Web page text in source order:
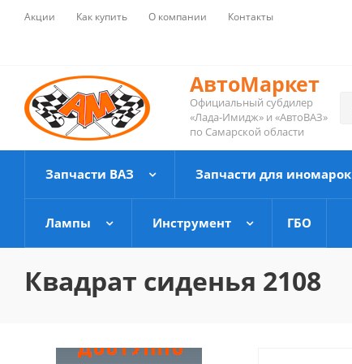
Акции Как купить О компании Контакты
АвтоМаркет
Официальный субдилер
«Лада-Имидж» и «АвтоВАЗ»
по Самарской области
Запчасти ВАЗ Запчасти для иномарок
Лампы Инструмент ГБО
Квадрат сиденья 2108